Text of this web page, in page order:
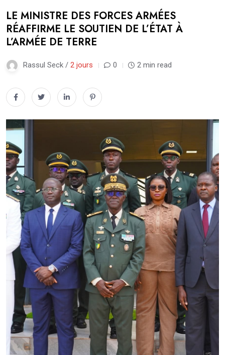
LE MINISTRE DES FORCES ARMÉES
RÉAFFIRME LE SOUTIEN DE L’ÉTAT À
L’ARMÉE DE TERRE
Rassul Seck / 2 jours 0 2 min read